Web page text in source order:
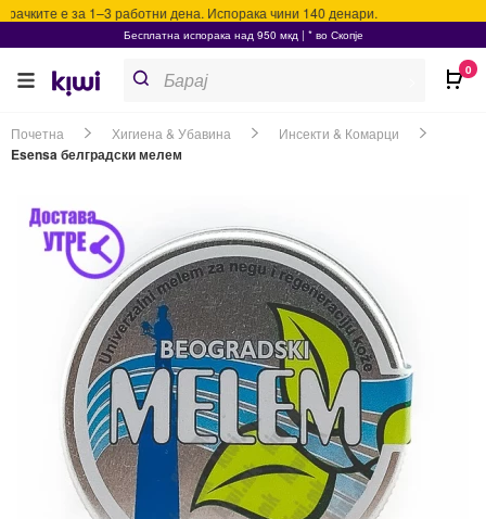
е за 1–3 работни дена. Испорака чини 140 денари.
Бесплатна испорака над 950 мкд | * во Скопје
search
Почетна Хигиена & Убавина Инсекти & Комарци
Esensa белградски мелем
0